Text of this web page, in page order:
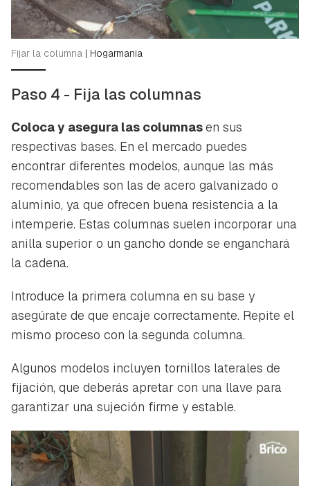
Fijar la columna | Hogarmania
Paso 4 - Fija las columnas
Coloca y asegura las columnasen sus
respectivas bases. En el mercado puedes
encontrar diferentes modelos, aunque las más
recomendables son las de acero galvanizado o
aluminio, ya que ofrecen buena resistencia a la
intemperie. Estas columnas suelen incorporar una
anilla superior o un gancho donde se enganchará
la cadena.
Introduce la primera columna en su base y
asegúrate de que encaje correctamente. Repite el
mismo proceso con la segunda columna.
Algunos modelos incluyen tornillos laterales de
fijación, que deberás apretar con una llave para
garantizar una sujeción firme y estable.